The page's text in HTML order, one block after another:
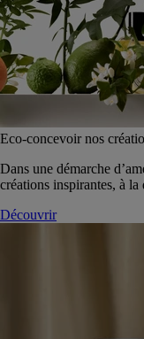
Eco-concevoir nos
Dans une démarche
créations inspirantes, à
Découvrir